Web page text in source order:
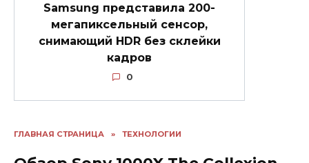
ГЛАВНАЯ СТРАНИЦА » ТЕХНОЛОГИИ
Samsung представила 200-
мегапиксельный сенсор,
снимающий HDR без склейки
кадров
0